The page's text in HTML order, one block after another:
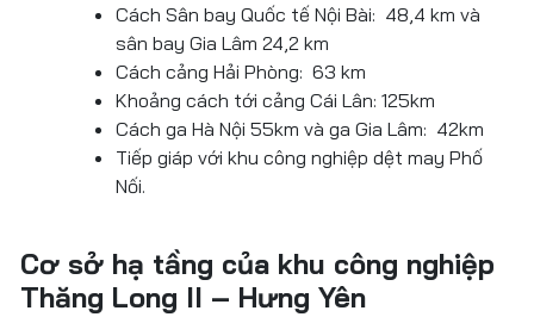
Cách Sân bay Quốc tế Nội Bài: 48,4 km và
sân bay Gia Lâm 24,2 km
Cách cảng Hải Phòng: 63 km
Khoảng cách tới cảng Cái Lân: 125km
Cách ga Hà Nội 55km và ga Gia Lâm: 42km
Tiếp giáp với khu công nghiệp dệt may Phố
Nối.
Cơ sở hạ tầng của khu công nghiệp
Thăng Long II – Hưng Yên